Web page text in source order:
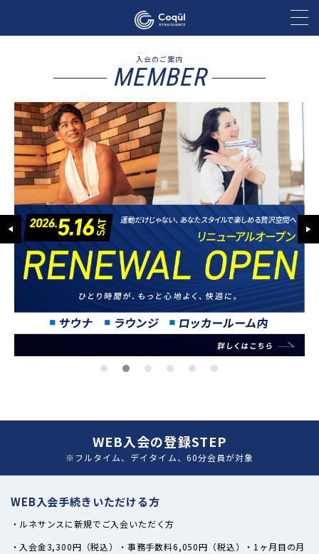
入会のご案内
MEMBER
WEB入会の登録STEP
※フルタイム、デイタイム、60分会員が対象
WEB入会手続きいただける方
ルネサンスに新規でご入会いただく方
入会金3,300円（税込）・事務手数料6,050円（税込）・1ヶ月目の月